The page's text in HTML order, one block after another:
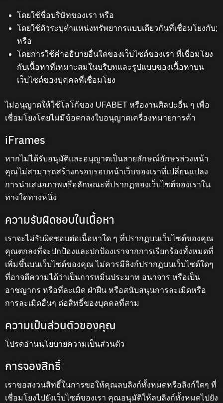
โดยใช้ชื่อบริษัทของเรา หรือ
โดยใช้ตัวระบุตำแหน่งทรัพยากรแบบเดียวกันที่เชื่อมโยงกับ;
หรือ
โดยการใช้คำอธิบายอื่นใดของเว็บไซต์ของเรา ที่เชื่อมโยง
กับเนื้อหาที่เหมาะสมในบริบทและรูปแบบของเนื้อหาบน
เว็บไซต์ของบุคคลที่เชื่อมโยง
ไม่อนุญาตให้ใช้โลโก้ของ UFABET หรืองานศิลปะอื่น ๆ เพื่อ
เชื่อมโยงโดยไม่มีข้อตกลงใบอนุญาตเครื่องหมายการค้า
iFrames
หากไม่ได้รับอนุมัติและอนุญาตเป็นลายลักษณ์อักษรล่วงหน้า
คุณไม่สามารถสร้างกรอบรอบหน้าเว็บของเราที่เปลี่ยนแปลง
การนำเสนอภาพหรือลักษณะที่ปรากฏของเว็บไซต์ของเราใน
ทางใดทางหนึ่ง
ความรับผิดชอบในเนื้อหา
เราจะไม่รับผิดชอบต่อเนื้อหาใด ๆ ที่ปรากฏบนเว็บไซต์ของคุณ
คุณตกลงที่จะปกป้องและปกป้องเราจากการเรียกร้องทั้งหมดที่
เพิ่มขึ้นบนเว็บไซต์ของคุณ ไม่ควรมีลิงก์ปรากฏบนเว็บไซต์ใดๆ
ที่อาจตีความได้ว่าเป็นการหมิ่นประมาท อนาจาร หรือเป็น
อาชญากร หรือที่ละเมิด ฝ่าฝืน หรือสนับสนุนการละเมิดหรือ
การละเมิดอื่นๆ ต่อสิทธิ์ของบุคคลที่สาม
ความเป็นส่วนตัวของคุณ
โปรดอ่านนโยบายความเป็นส่วนตัว
การจองสิทธิ์
เราขอสงวนสิทธิ์ในการขอให้คุณลบลิงก์ทั้งหมดหรือลิงก์ใดๆ ที่
เชื่อมโยงไปยังเว็บไซต์ของเรา คุณอนุมัติให้ลบลิงก์ทั้งหมดไปยัง